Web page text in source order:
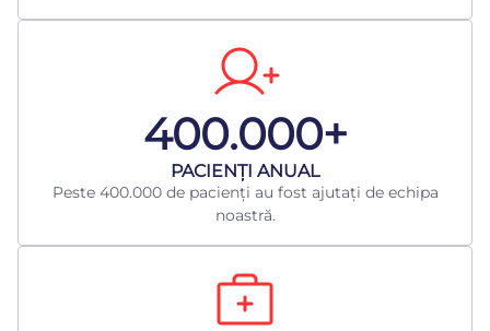
400.000+
​PACIENȚI ANUAL
Peste 400.000 de pacienți au fost ajutați de echipa
noastră.